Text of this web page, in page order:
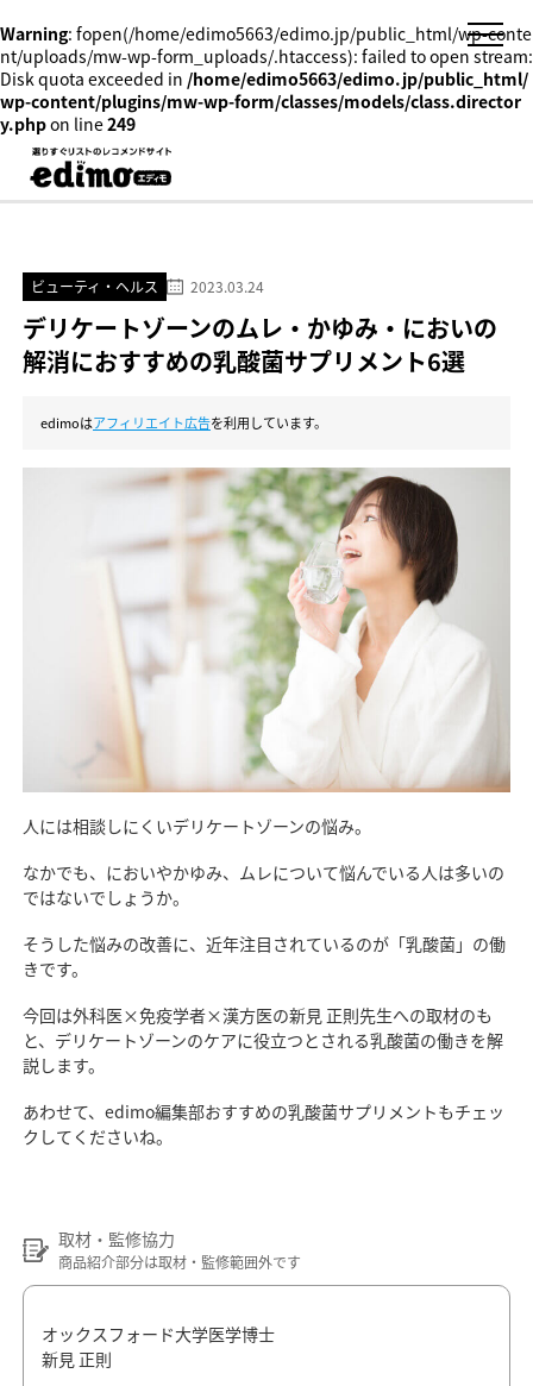
Warning: fopen(/home/edimo5663/edimo.jp/public_html/wp-conte
nt/uploads/mw-wp-form_uploads/.htaccess): failed to open stream:
Disk quota exceeded in /home/edimo5663/edimo.jp/public_html/
wp-content/plugins/mw-wp-form/classes/models/class.director
y.phpon line249
ビューティ・ヘルス 2023.03.24
デリケートゾーンのムレ・かゆみ・においの
解消におすすめの乳酸菌サプリメント6選
edimoはアフィリエイト広告を利用しています。
人には相談しにくいデリケートゾーンの悩み。
なかでも、においやかゆみ、ムレについて悩んでいる人は多いの
ではないでしょうか。
そうした悩みの改善に、近年注目されているのが「乳酸菌」の働
きです。
今回は外科医×免疫学者×漢方医の新見 正則先生への取材のも
と、デリケートゾーンのケアに役立つとされる乳酸菌の働きを解
説します。
あわせて、edimo編集部おすすめの乳酸菌サプリメントもチェッ
クしてくださいね。
取材・監修協力
商品紹介部分は取材・監修範囲外です
オックスフォード大学医学博士
新見 正則